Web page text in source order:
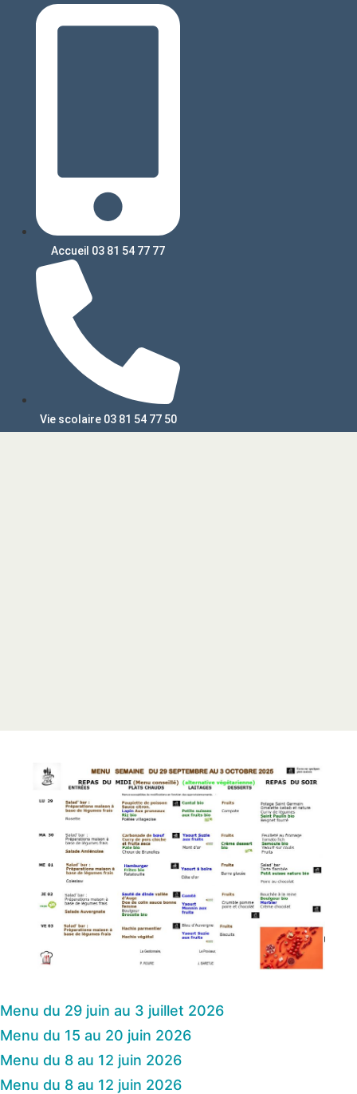
Accueil 03 81 54 77 77
Vie scolaire 03 81 54 77 50
Menu du 29 juin au 3 juillet 2026
Menu du 15 au 20 juin 2026
Menu du 8 au 12 juin 2026
Menu du 8 au 12 juin 2026